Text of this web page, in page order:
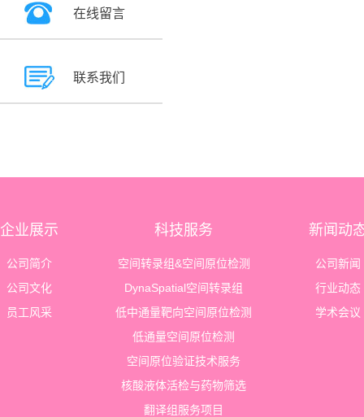
在线留言
联系我们
企业展示
公司简介
公司文化
员工风采
科技服务
空间转录组&空间原位检测
DynaSpatial空间转录组
低中通量靶向空间原位检测
低通量空间原位检测
空间原位验证技术服务
核酸液体活检与药物筛选
翻译组服务项目
新闻动
公司新闻
行业动态
学术会议